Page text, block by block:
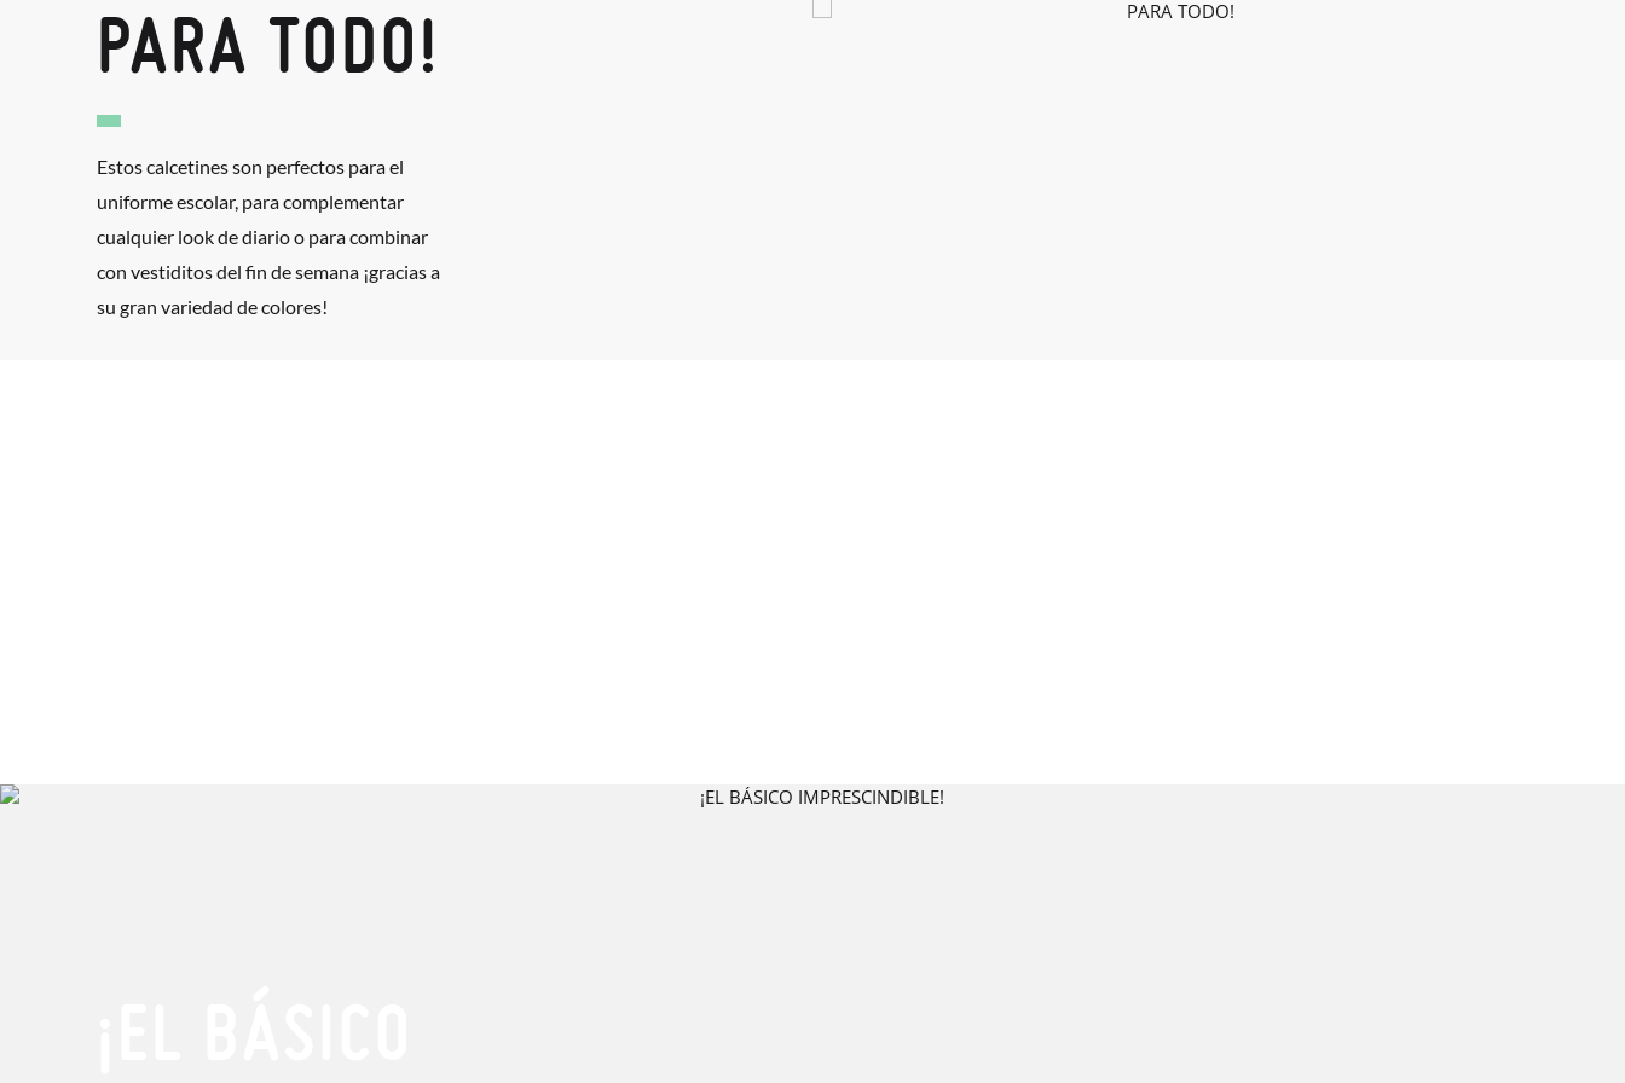
PARA TODO!
Estos calcetines son perfectos para el
uniforme escolar, para complementar
cualquier look de diario o para combinar
con vestiditos del fin de semana ¡gracias a
su gran variedad de colores!